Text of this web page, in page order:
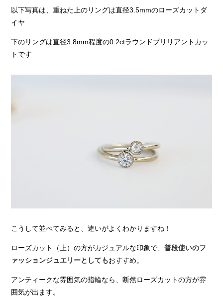
以下写真は、重ねた上のリングは直径3.5mmのローズカットダ
イヤ
下のリングは直径3.8mm程度の0.2ctラウンドブリリアントカッ
トです
こうして並べてみると、違いがよくわかりますね！
ローズカット（上）の方がカジュアルな印象で、普段使いのフ
ァッションジュエリーとしてもおすすめ。
アンティークな雰囲気の指輪なら、断然ローズカットの方が雰
囲気が出ます。